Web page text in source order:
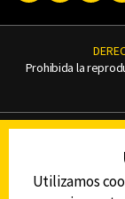
Prohibida la
Utilizamos